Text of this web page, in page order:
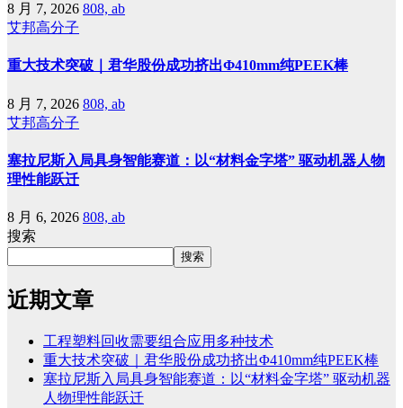
8 月 7, 2026 808, ab
艾邦高分子
重大技术突破｜君华股份成功挤出Φ410mm纯PEEK棒
8 月 7, 2026 808, ab
艾邦高分子
塞拉尼斯入局具身智能赛道：以“材料金字塔” 驱动机器人物
理性能跃迁
8 月 6, 2026 808, ab
搜索
搜索
近期文章
工程塑料回收需要组合应用多种技术
重大技术突破｜君华股份成功挤出Φ410mm纯PEEK棒
塞拉尼斯入局具身智能赛道：以“材料金字塔” 驱动机器
人物理性能跃迁